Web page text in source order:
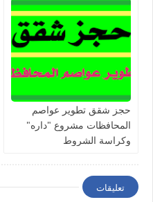
حجز شقق تطوير عواصم
المحافظات مشروع "داره"
وكراسة الشروط
تعليقات